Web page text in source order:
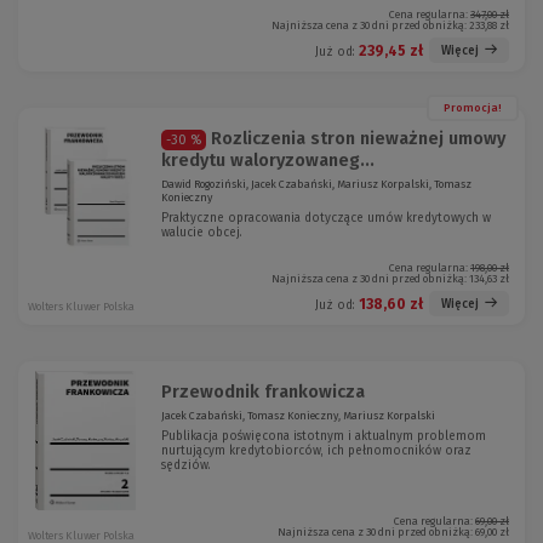
Cena regularna: 347,00 zł
Najniższa cena z 30 dni przed obniżką: 233,88 zł
Już od: 239,45 zł Więcej
Promocja!
-30 %
Rozliczenia stron nieważnej umowy
kredytu waloryzowaneg...
Dawid Rogoziński, Jacek Czabański, Mariusz Korpalski, Tomasz
Konieczny
Praktyczne opracowania dotyczące umów kredytowych w
walucie obcej.
Cena regularna: 198,00 zł
Najniższa cena z 30 dni przed obniżką: 134,63 zł
Już od: 138,60 zł Więcej
Wolters Kluwer Polska
Przewodnik frankowicza
Jacek Czabański, Tomasz Konieczny, Mariusz Korpalski
Publikacja poświęcona istotnym i aktualnym problemom
nurtującym kredytobiorców, ich pełnomocników oraz
sędziów.
Cena regularna: 69,00 zł
Najniższa cena z 30 dni przed obniżką: 69,00 zł
Wolters Kluwer Polska